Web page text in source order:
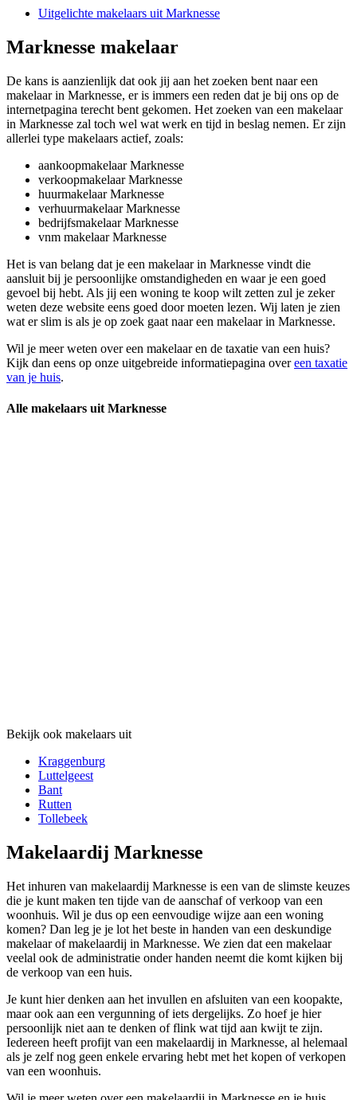
Uitgelichte makelaars uit Marknesse
Marknesse makelaar
De kans is aanzienlijk dat ook jij aan het zoeken bent naar een
makelaar in Marknesse, er is immers een reden dat je bij ons op de
internetpagina terecht bent gekomen. Het zoeken van een makelaar
in Marknesse zal toch wel wat werk en tijd in beslag nemen. Er zijn
allerlei type makelaars actief, zoals:
aankoopmakelaar Marknesse
verkoopmakelaar Marknesse
huurmakelaar Marknesse
verhuurmakelaar Marknesse
bedrijfsmakelaar Marknesse
vnm makelaar Marknesse
Het is van belang dat je een makelaar in Marknesse vindt die
aansluit bij je persoonlijke omstandigheden en waar je een goed
gevoel bij hebt. Als jij een woning te koop wilt zetten zul je zeker
weten deze website eens goed door moeten lezen. Wij laten je zien
wat er slim is als je op zoek gaat naar een makelaar in Marknesse.
Wil je meer weten over een makelaar en de taxatie van een huis?
Kijk dan eens op onze uitgebreide informatiepagina overeen taxatie
van je huis.
Alle makelaars uit Marknesse
Bekijk ook makelaars uit
Kraggenburg
Luttelgeest
Bant
Rutten
Tollebeek
Makelaardij Marknesse
Het inhuren van makelaardij Marknesse is een van de slimste keuzes
die je kunt maken ten tijde van de aanschaf of verkoop van een
woonhuis. Wil je dus op een eenvoudige wijze aan een woning
komen? Dan leg je je lot het beste in handen van een deskundige
makelaar of makelaardij in Marknesse. We zien dat een makelaar
veelal ook de administratie onder handen neemt die komt kijken bij
de verkoop van een huis.
Je kunt hier denken aan het invullen en afsluiten van een koopakte,
maar ook aan een vergunning of iets dergelijks. Zo hoef je hier
persoonlijk niet aan te denken of flink wat tijd aan kwijt te zijn.
Iedereen heeft profijt van een makelaardij in Marknesse, al helemaal
als je zelf nog geen enkele ervaring hebt met het kopen of verkopen
van een woonhuis.